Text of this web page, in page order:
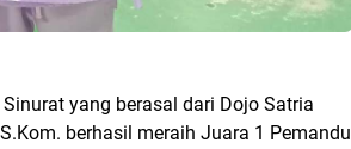
yang berasal dari Dojo Satria
berhasil meraih Juara 1 Pemandu